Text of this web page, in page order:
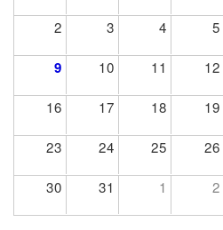
2 3 4 5
9 10 11 12
16 17 18 19
23 24 25 26
30 31 1 2